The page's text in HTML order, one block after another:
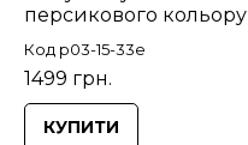
персикового кольору
Код p03-15-33e
1499 грн.
КУПИТИ